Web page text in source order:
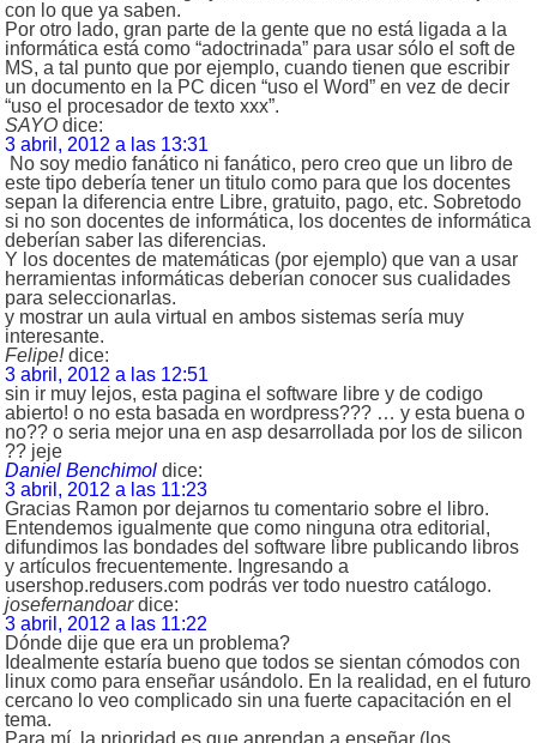
con lo que ya saben.
Por otro lado, gran parte de la gente que no está ligada a la
informática está como “adoctrinada” para usar sólo el soft de
MS, a tal punto que por ejemplo, cuando tienen que escribir
un documento en la PC dicen “uso el Word” en vez de decir
“uso el procesador de texto xxx”.
SAYO dice:
3 abril, 2012 a las 13:31
No soy medio fanático ni fanático, pero creo que un libro de
este tipo debería tener un titulo como para que los docentes
sepan la diferencia entre Libre, gratuito, pago, etc. Sobretodo
si no son docentes de informática, los docentes de informática
deberían saber las diferencias.
Y los docentes de matemáticas (por ejemplo) que van a usar
herramientas informáticas deberían conocer sus cualidades
para seleccionarlas.
y mostrar un aula virtual en ambos sistemas sería muy
interesante.
Felipe! dice:
3 abril, 2012 a las 12:51
sin ir muy lejos, esta pagina el software libre y de codigo
abierto! o no esta basada en wordpress??? … y esta buena o
no?? o seria mejor una en asp desarrollada por los de silicon
?? jeje
Daniel Benchimol dice:
3 abril, 2012 a las 11:23
Gracias Ramon por dejarnos tu comentario sobre el libro.
Entendemos igualmente que como ninguna otra editorial,
difundimos las bondades del software libre publicando libros
y artículos frecuentemente. Ingresando a
usershop.redusers.com podrás ver todo nuestro catálogo.
josefernandoar dice:
3 abril, 2012 a las 11:22
Dónde dije que era un problema?
Idealmente estaría bueno que todos se sientan cómodos con
linux como para enseñar usándolo. En la realidad, en el futuro
cercano lo veo complicado sin una fuerte capacitación en el
tema.